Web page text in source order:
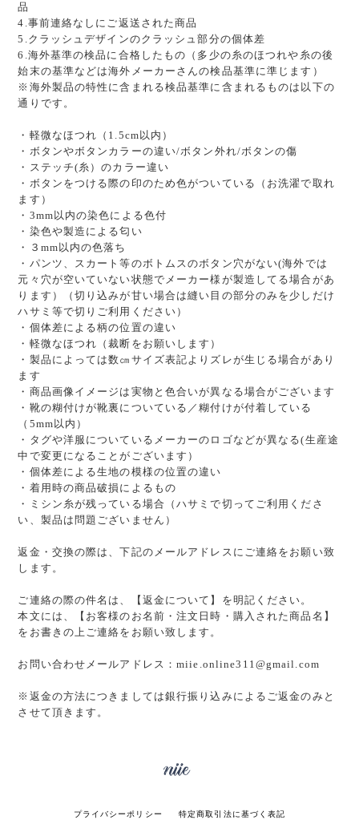
品
4.事前連絡なしにご返送された商品
5.クラッシュデザインのクラッシュ部分の個体差
6.海外基準の検品に合格したもの（多少の糸のほつれや糸の後
始末の基準などは海外メーカーさんの検品基準に準じます）
※海外製品の特性に含まれる検品基準に含まれるものは以下の
通りです。
・軽微なほつれ（1.5cm以内）
・ボタンやボタンカラーの違い/ボタン外れ/ボタンの傷
・ステッチ(糸）のカラー違い
・ボタンをつける際の印のため色がついている（お洗濯で取れ
ます）
・3mm以内の染色による色付
・染色や製造による匂い
・３mm以内の色落ち
・パンツ、スカート等のボトムスのボタン穴がない(海外では
元々穴が空いていない状態でメーカー様が製造してる場合があ
ります）（切り込みが甘い場合は縫い目の部分のみを少しだけ
ハサミ等で切りご利用ください）
・個体差による柄の位置の違い
・軽微なほつれ（裁断をお願いします）
・製品によっては数㎝サイズ表記よりズレが生じる場合があり
ます
・商品画像イメージは実物と色合いが異なる場合がございます
・靴の糊付けが靴裏についている／糊付けが付着している
（5mm以内）
・タグや洋服についているメーカーのロゴなどが異なる(生産途
中で変更になることがございます）
・個体差による生地の模様の位置の違い
・着用時の商品破損によるもの
・ミシン糸が残っている場合（ハサミで切ってご利用くださ
い、製品は問題ございません）
返金・交換の際は、下記のメールアドレスにご連絡をお願い致
します。
ご連絡の際の件名は、【返金について】を明記ください。
本文には、【お客様のお名前・注文日時・購入された商品名】
をお書きの上ご連絡をお願い致します。
お問い合わせメールアドレス：miie.online311@gmail.com
※返金の方法につきましては銀行振り込みによるご返金のみと
させて頂きます。
プライバシーポリシー 特定商取引法に基づく表記